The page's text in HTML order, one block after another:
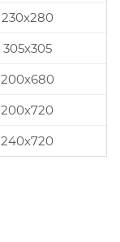
230x280
305x305
200х680
200х720
240х720